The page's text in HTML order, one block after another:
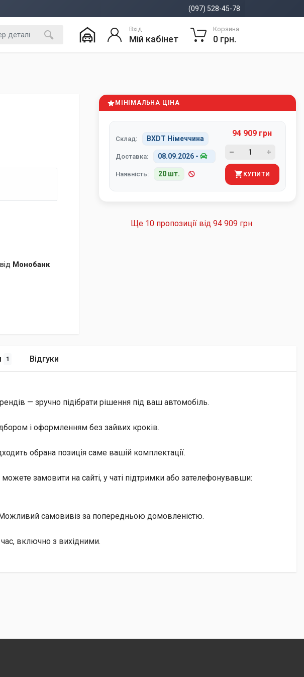
(097) 528-45-78
Вхід
Мій кабінет
Корзина
0 грн.
Монобанк
МІНІМАЛЬНА ЦІНА
Склад: BXDT Німеччина
Доставка: 08.09.2026 -
Наявність: 20 шт.
94 909 грн
КУПИТИ
Ще 10 пропозиції від 94 909 грн
1 Відгуки
— зручно підібрати рішення під ваш автомобіль.
і оформленням без зайвих кроків.
обрана позиція саме вашій комплектації.
замовити на сайті, у чаті підтримки або зателефонувавши:
Можливий самовивіз за попередньою домовленістю.
включно з вихідними.